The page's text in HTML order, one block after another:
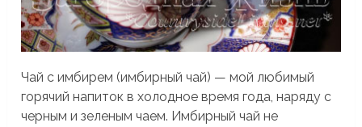
Чай с имбирем (имбирный чай) — мой любимый
горячий напиток в холодное время года, наряду с
черным и зеленым чаем. Имбирный чай не